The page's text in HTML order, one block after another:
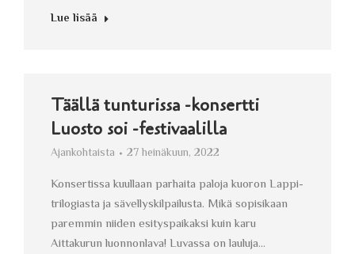
Lue lisää
Täällä tunturissa -konsertti
Luosto soi -festivaalilla
Ajankohtaista 27 heinäkuun, 2022
Konsertissa kuullaan parhaita paloja kuoron Lappi-
trilogiasta ja sävellyskilpailusta. Mikä sopisikaan
paremmin niiden esityspaikaksi kuin karu
Aittakurun luonnonlava! Luvassa on lauluja…